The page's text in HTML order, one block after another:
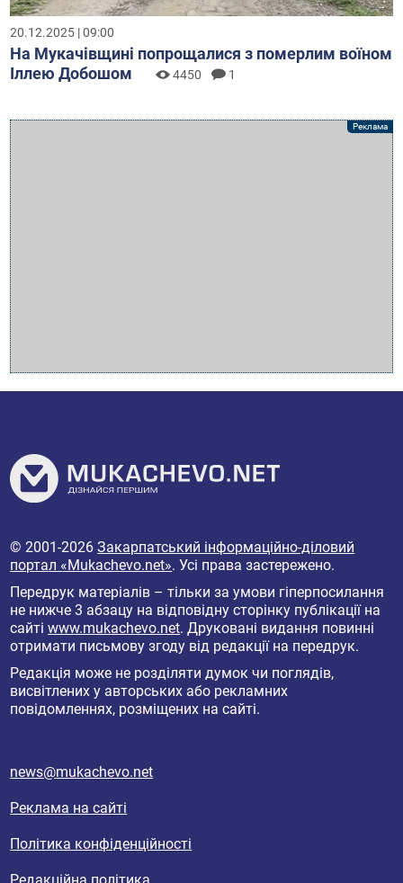
20.12.2025 | 09:00
На Мукачівщині попрощалися з померлим воїном
Іллею Добошом
4450 1
© 2001-2026Закарпатський інформаційно-діловий
портал «Mukachevo.net». Усі права застережено.
Передрук матеріалів – тільки за умови гіперпосилання
не нижче 3 абзацу на відповідну сторінку публікації на
сайтіwww.mukachevo.net. Друковані видання повинні
отримати письмову згоду від редакції на передрук.
Редакція може не розділяти думок чи поглядів,
висвітлених у авторських або рекламних
повідомленнях, розміщених на сайті.
news@mukachevo.net
Реклама на сайті
Політика конфіденційності
Редакційна політика